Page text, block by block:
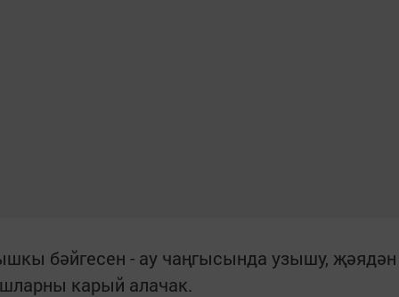
бәйгесен - ау чаңгысында узышу, җәядән
карый алачак.